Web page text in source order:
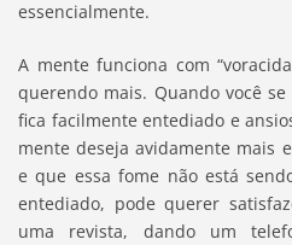
essencialmente.
A mente funciona com
querendo mais. Quando você
fica facilmente entediado e
mente deseja avidamente mais
e que essa fome não está
entediado, pode querer
uma revista, dando um